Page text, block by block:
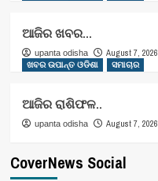
ଆଜିର ଖବର…
upanta odisha
August 7, 2026
ଖବର ଉପାନ୍ତ ଓଡିଶା
ସମାଚାର
ଆଜିର ରାଶିଫଳ..
upanta odisha August 7, 2026
CoverNews Social